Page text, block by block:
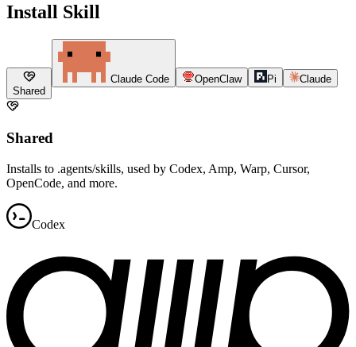
Install Skill
Shared
Claude Code OpenClaw Pi Claude
Shared
Installs to .agents/skills, used by Codex, Amp, Warp, Cursor,
OpenCode, and more.
Codex